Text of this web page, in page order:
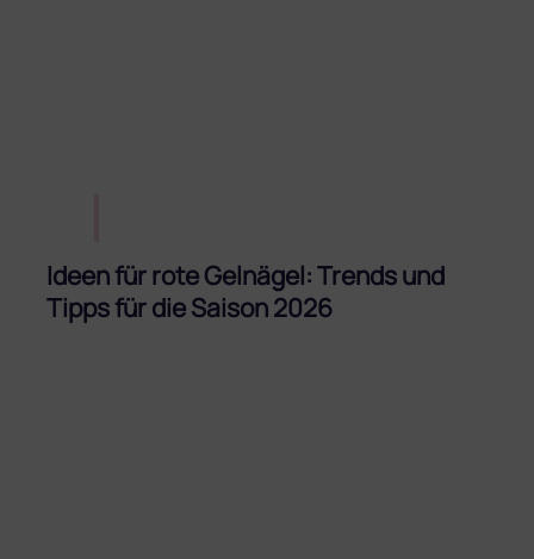
Ideen für rote Gelnägel: Trends und
Tipps für die Saison 2026